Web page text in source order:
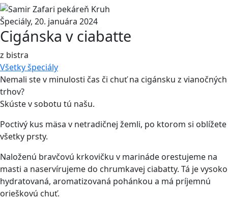
Špeciály, 20. januára 2024
Cigánska v ciabatte
z bistra
Všetkyšpeciály
Nemali ste v minulosti čas či chuť na cigánsku z vianočných
trhov?
Skúste v sobotu tú našu.
Poctivý kus mäsa v netradičnej žemli, po ktorom si oblížete
všetky prsty.
Naloženú bravčovú krkovičku v marináde orestujeme na
masti a naservírujeme do chrumkavej ciabatty. Tá je vysoko
hydratovaná, aromatizovaná pohánkou a má príjemnú
orieškovú chuť.